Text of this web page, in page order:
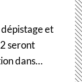
et
seront
dans…